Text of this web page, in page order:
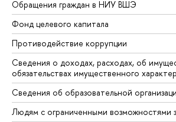
Обращения граждан в НИУ ВШЭ
Фонд целевого капитала
Противодействие коррупции
Сведения о доходах, расходах, об
обязательствах имущественного
Сведения об образовательной
Людям с ограниченными возможностями